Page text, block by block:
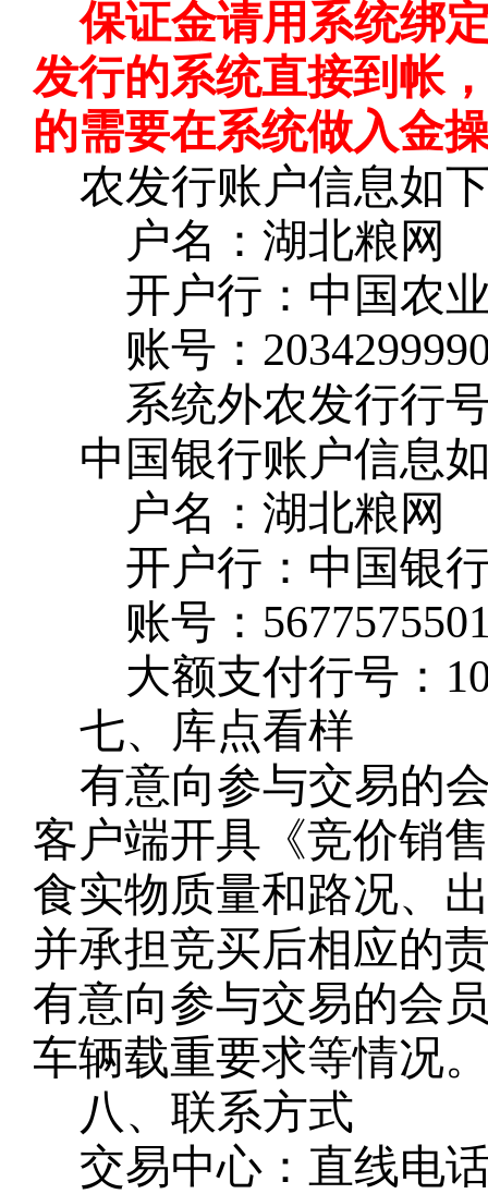
保证金请用系统绑
发行的系统直接到帐
的需要在系统做入金
农发行账户信息如
户名：湖北粮网
开户行：中国农
账号：
系统外农发行行
中国银行账户信息
户名：湖北粮网
开户行：中国银
账号：
大额支付行号：
七、库点看样
有意向参与交易的
客户端开具《竞价销
食实物质量和路况、
并承担竞买后相应的
有意向参与交易的会
车辆载重要求等情况
八、联系方式
交易中心：直线电